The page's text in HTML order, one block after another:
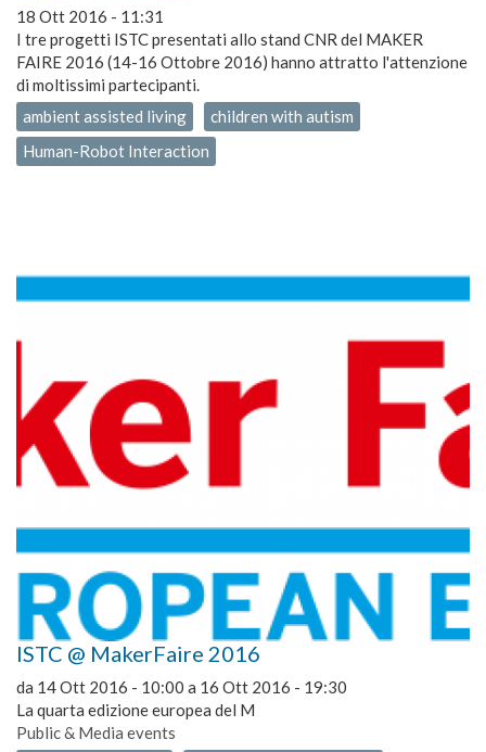
18 Ott 2016 - 11:31
I tre progetti ISTC presentati allo stand CNR del MAKER
FAIRE 2016 (14-16 Ottobre 2016) hanno attratto l'attenzione
di moltissimi partecipanti.
ambient assisted living
children with autism
Human-Robot Interaction
ISTC @ MakerFaire 2016
da 14 Ott 2016 - 10:00 a 16 Ott 2016 - 19:30
La quarta edizione europea del M
Public & Media events